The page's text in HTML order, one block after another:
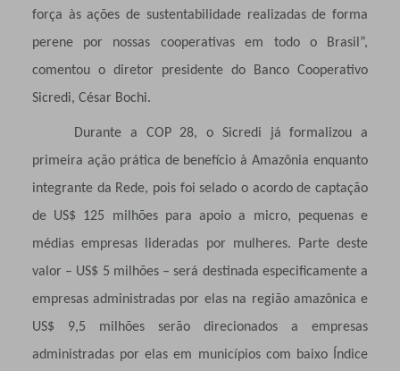
força às ações de sustentabilidade realizadas de forma
perene por nossas cooperativas em todo o Brasil”,
comentou o diretor presidente do Banco Cooperativo
Sicredi, César Bochi.
Durante a COP 28, o Sicredi já formalizou a
primeira ação prática de benefício à Amazônia enquanto
integrante da Rede, pois foi selado o acordo de captação
de US$ 125 milhões para apoio a micro, pequenas e
médias empresas lideradas por mulheres. Parte deste
valor – US$ 5 milhões – será destinada especificamente a
empresas administradas por elas na região amazônica e
US$ 9,5 milhões serão direcionados a empresas
administradas por elas em municípios com baixo Índice